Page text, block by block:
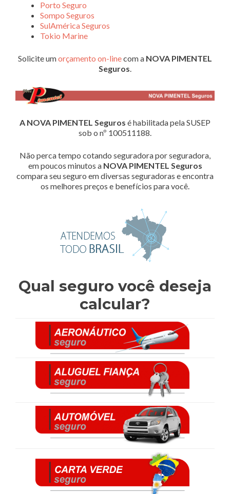
Porto Seguro
Sompo Seguros
SulAmérica Seguros
Tokio Marine
Solicite umorçamento on-linecom a NOVA PIMENTEL
Seguros.
A NOVA PIMENTEL Seguros é habilitada pela SUSEP
sob o nº 100511188.
Não perca tempo cotando seguradora por seguradora,
em poucos minutos a NOVA PIMENTEL Seguros
compara seu seguro em diversas seguradoras e encontra
os melhores preços e benefícios para você.
Qual seguro você deseja
calcular?